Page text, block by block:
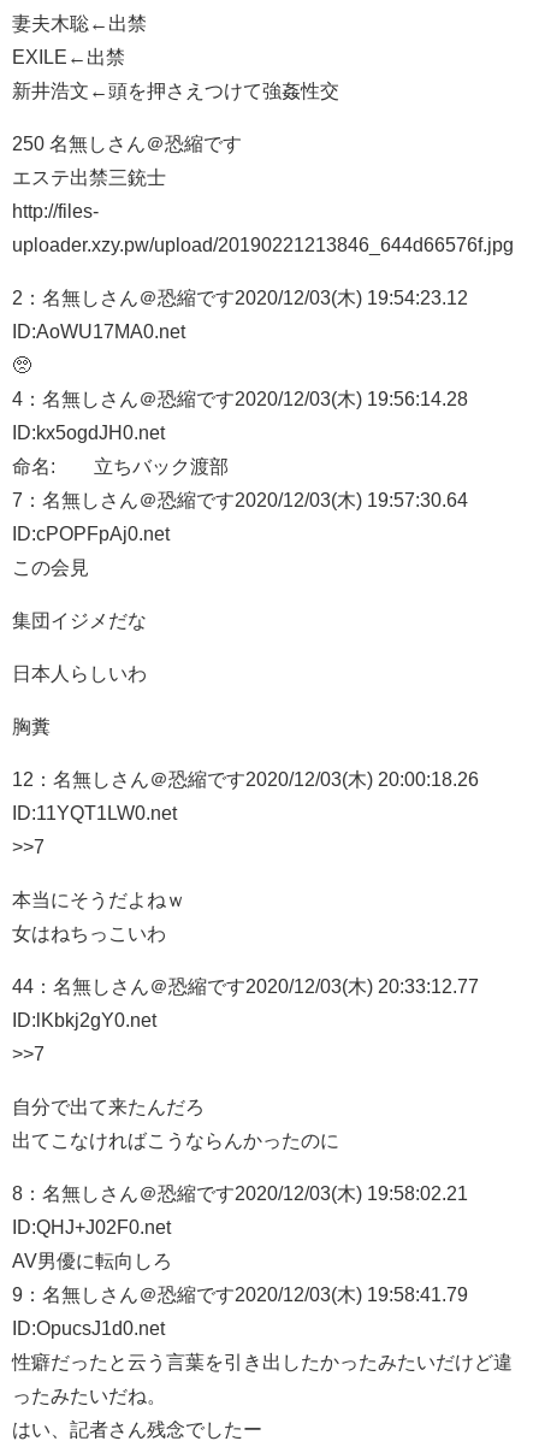
妻夫木聡←出禁
EXILE←出禁
新井浩文←頭を押さえつけて強姦性交
250 名無しさん＠恐縮です
エステ出禁三銃士
http://files-
uploader.xzy.pw/upload/20190221213846_644d66576f.jpg
2： 名無しさん＠恐縮です2020/12/03(木) 19:54:23.12
ID:AoWU17MA0.net
🥺
4： 名無しさん＠恐縮です2020/12/03(木) 19:56:14.28
ID:kx5ogdJH0.net
命名: 立ちバック渡部
7： 名無しさん＠恐縮です2020/12/03(木) 19:57:30.64
ID:cPOPFpAj0.net
この会見
集団イジメだな
日本人らしいわ
胸糞
12： 名無しさん＠恐縮です2020/12/03(木) 20:00:18.26
ID:11YQT1LW0.net
>>7
本当にそうだよねｗ
女はねちっこいわ
44： 名無しさん＠恐縮です2020/12/03(木) 20:33:12.77
ID:lKbkj2gY0.net
>>7
自分で出て来たんだろ
出てこなければこうならんかったのに
8： 名無しさん＠恐縮です2020/12/03(木) 19:58:02.21
ID:QHJ+J02F0.net
AV男優に転向しろ
9： 名無しさん＠恐縮です2020/12/03(木) 19:58:41.79
ID:OpucsJ1d0.net
性癖だったと云う言葉を引き出したかったみたいだけど違
ったみたいだね。
はい、記者さん残念でしたー